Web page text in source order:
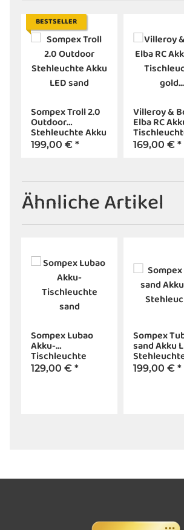
BESTSELLER
Sompex Troll 2.0
Outdoor
Stehleuchte Akku
LED sand
199,00 € *
Villeroy &
Elba RC
gebürstet
169,00 € *
Ähnliche Artikel
Sompex Lubao
Akku-
Tischleuchte
sand
129,00 € *
Sompex
sand Akku
199,00 € *